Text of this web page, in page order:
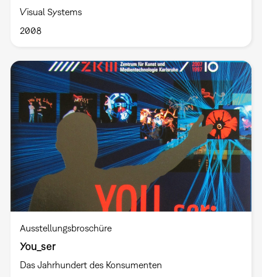
Visual Systems
2008
Ausstellungsbroschüre
You_ser
Das Jahrhundert des Konsumenten